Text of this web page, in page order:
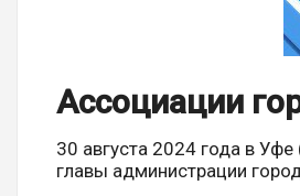
Ассоциации
30 августа 2024 года в
главы администрации